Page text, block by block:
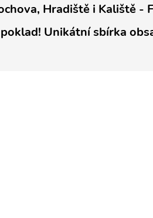
Hradiště i Kaliště -
Unikátní sbírka